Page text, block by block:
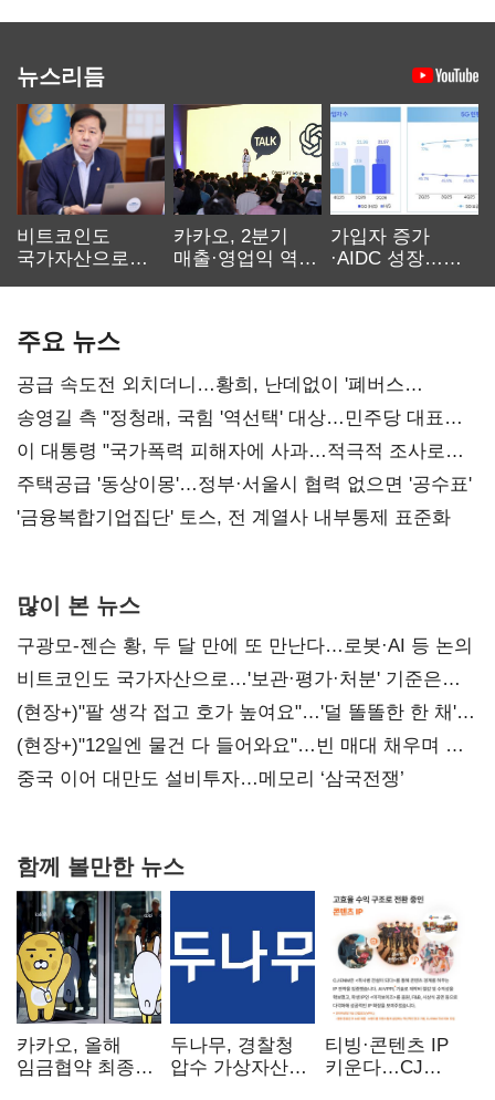
뉴스리듬
비트코인도
국가자산으로…'
카카오, 2분기
매출·영업익 역대
가입자 증가
·AIDC 성장…
주요 뉴스
공급 속도전 외치더니…황희, 난데없이 '폐버스
리모델링' 제안
송영길 측 "정청래, 국힘 '역선택' 대상…민주당 대표로
총선 지휘 못해"
이 대통령 "국가폭력 피해자에 사과…적극적 조사로
진실 밝혀야"
주택공급 '동상이몽'…정부·서울시 협력 없으면 '공수표'
'금융복합기업집단' 토스, 전 계열사 내부통제 표준화
많이 본 뉴스
구광모-젠슨 황, 두 달 만에 또 만난다…로봇·AI 등 논의
비트코인도 국가자산으로…'보관·평가·처분' 기준은
숙제
(현장+)"팔 생각 접고 호가 높여요"…'덜 똘똘한 한 채'
20억 키맞추기
(현장+)"12일엔 물건 다 들어와요"…빈 매대 채우며 문
연 홈플러스
중국 이어 대만도 설비투자…메모리 ‘삼국전쟁’
함께 볼만한 뉴스
카카오, 올해
임금협약 최종
두나무, 경찰청
압수 가상자산
티빙·콘텐츠 IP
키운다…CJ